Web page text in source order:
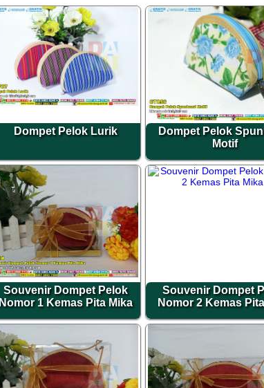
Dompet Pelok Lurik
Dompet Pelok
Motif
Souvenir Dompet Pelok
Nomor 1 Kemas Pita Mika
Souvenir Dompet
Nomor 2 Kemas